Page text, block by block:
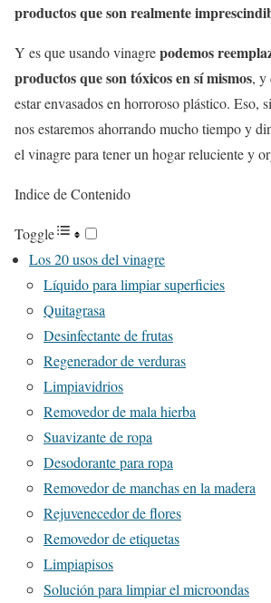
productos que son realmente
Y es que usando vinagrepodemos
productos que son tóxicos en sí mismos, y
estar envasados en horroroso plástico. Eso,
nos estaremos ahorrando mucho tiempo y
el vinagre para tener un hogar reluciente y
Indice de Contenido
Toggle
Los 20 usos del vinagre
Líquido para limpiar superficies
Quitagrasa
Desinfectante de frutas
Regenerador de verduras
Limpiavidrios
Removedor de mala hierba
Suavizante de ropa
Desodorante para ropa
Removedor de manchas en la madera
Rejuvenecedor de flores
Removedor de etiquetas
Limpiapisos
Solución para limpiar el microondas